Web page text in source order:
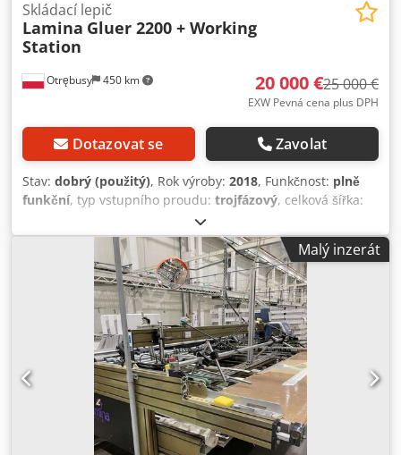
Otrębusy 450 km
Skládací lepič
Lamina Gluer 2200 + Working
Station
20 000 €25 000 €
EXW Pevná cena plus DPH
Dotazovat se Zavolat
Stav: dobrý (použitý), Rok výroby: 2018, Funkčnost: plně
funkční, typ vstupního proudu: trojfázový, celková šířka:
, Lamina Gluer je ručně podávaný, inline stroj na
skládání, lepení a nanášení pásky. Díky svému
promyšlenému designu zvládá různé velikosti a typy
materiálů. Nastavení bez použití nářadí umožňuje rychlou
změnu zakázky, což je ideální i pro krátké série. K
volitelnému vybavení stroje patří nanášení studeného
lepidla, podpěrná jednotka, pracovní stanice, aplikátor
pásky a další příslušenství. Lamina Gluer je přímoproudý
lepicí stroj vyrobený na robustním rámu z extrudovaných,
eloxovaných hliníkových profilů. Stroj je možné používat s
ručním podáváním nebo volitelným automatickým
podavačem na raznicované, ryté či vysekané materiály.
Operátor vkládá výseky ručně, přičemž přes tavnou
Malý inzerát